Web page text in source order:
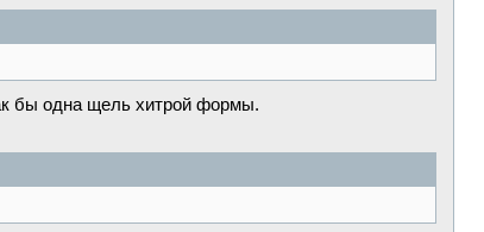
бы одна щель хитрой формы.